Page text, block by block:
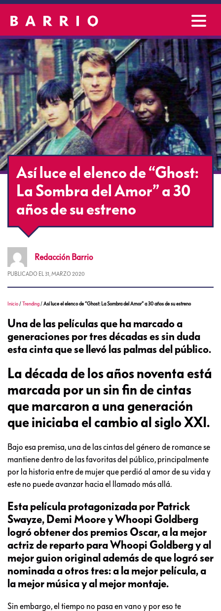
Así luce el elenco de “Ghost:
La Sombra del Amor” a 30
años de su estreno
Redacción Barrio
PUBLICADO EL 31, MARZO 2020
Inicio /Trending /Así luce el elenco de “Ghost: La Sombra del Amor” a 30 años de su estreno
Una de las películas que ha marcado a
generaciones por tres décadas es sin duda
esta cinta que se llevó las palmas del público.
La década de los años noventa está
marcada por un sin fin de cintas
que marcaron a una generación
que iniciaba el cambio al siglo XXI.
Bajo esa premisa, una de las cintas del género de romance se
mantiene dentro de las favoritas del público, principalmente
por la historia entre de mujer que perdió al amor de su vida y
este no puede avanzar hacia el llamado más allá.
Esta película protagonizada por Patrick
Swayze, Demi Moore y Whoopi Goldberg
logró obtener dos premios Oscar, a la mejor
actriz de reparto para Whoopi Goldberg y al
mejor guion original además de que logró ser
nominada a otros tres: a la mejor película, a
la mejor música y al mejor montaje.
Sin embargo, el tiempo no pasa en vano y por eso te